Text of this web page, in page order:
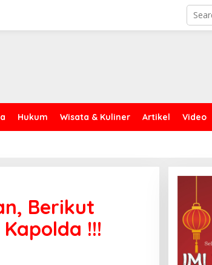
Hukum Wisata & Kuliner Artikel Video
Berikut
!!!